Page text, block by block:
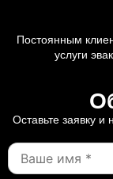
Постоянным
услуги
Оставьте заявку